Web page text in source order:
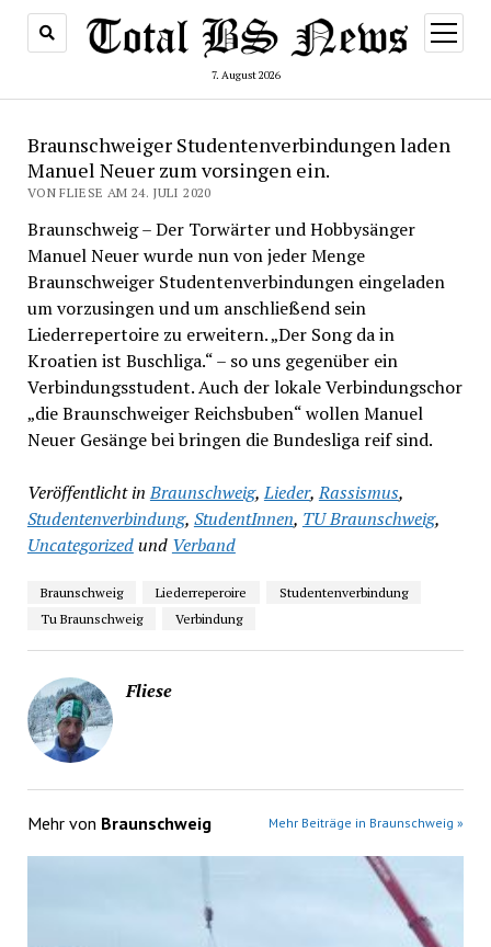
7. August 2026
Menü
öffnen
Braunschweiger Studentenverbindungen laden
Manuel Neuer zum vorsingen ein.
VON FLIESE AM 24. JULI 2020
Braunschweig – Der Torwärter und Hobbysänger
Manuel Neuer wurde nun von jeder Menge
Braunschweiger Studentenverbindungen eingeladen
um vorzusingen und um anschließend sein
Liederrepertoire zu erweitern. „Der Song da in
Kroatien ist Buschliga.“ – so uns gegenüber ein
Verbindungsstudent. Auch der lokale Verbindungschor
„die Braunschweiger Reichsbuben“ wollen Manuel
Neuer Gesänge bei bringen die Bundesliga reif sind.
Veröffentlicht in Braunschweig,Lieder,Rassismus,
Studentenverbindung, StudentInnen, TU Braunschweig,
Uncategorizedund Verband
Braunschweig Liederreperoire
Studentenverbindung
Tu Braunschweig
Verbindung
Fliese
Mehr von Braunschweig Mehr Beiträge in Braunschweig »